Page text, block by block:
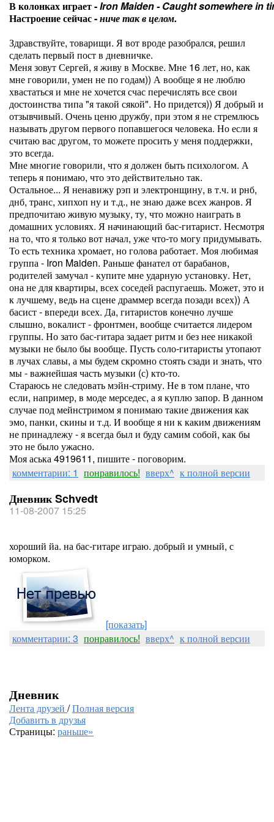
В колонках играет -Iron Maiden - Caught somewhere in
Настроение сейчас -ниче так в целом.
Здравствуйте, товарищи. Я вот вроде разобрался, решил
сделать первый пост в дневничке.
Меня зовут Сергей, я живу в Москве. Мне 16 лет, но, как
мне говорили, умен не по годам)) А вообще я не люблю
хвастаться и мне не хочется счас перечислять все свои
достоинства типа "я такой сякой". Но придется)) Я добрый и
отзывчивый. Очень ценю дружбу, при этом я не стремлюсь
называть другом первого попавшегося человека. Но если я
считаю вас другом, то можете просить у меня поддержки,
это всегда.
Мне многие говорили, что я должен быть психологом. А
теперь я понимаю, что это действительно так.
Остальное... Я ненавижу рэп и электронщину, в т.ч. и рнб,
днб, транс, хипхоп ну и т.д., не знаю даже всех жанров. Я
предпочитаю живую музыку, ту, что можно наиграть в
домашних условиях. Я начинающий бас-гитарист. Несмотря
на то, что я только вот начал, уже что-то могу придумывать.
То есть техника хромает, но голова работает. Моя любимая
группа - Iron Maiden. Раньше фанател от барабанов,
родителей замучал - купите мне ударную установку. Нет,
она не для квартиры, всех соседей распугаешь. Может, это и
к лучшему, ведь на сцене драммер всегда позади всех)) А
басист - впереди всех. Да, гитаристов конечно лучше
слышно, вокалист - фронтмен, вообще считается лидером
группы. Но зато бас-гитара задает ритм и без нее никакой
музыки не было бы вообще. Пусть соло-гитаристы утопают
в лучах славы, а мы будем скромно стоять сзади и знать, что
мы - важнейшая часть музыки (с) кто-то.
Стараюсь не следовать мэйн-стриму. Не в том плане, что
если, например, в моде мерседес, а я куплю запор. В данном
случае под мейнстримом я понимаю такие движения как
эмо, панки, скины и т.д. И вообще я ни к каким движениям
не принадлежу - я всегда был и буду самим собой, как бы
это не было ужасно.
Моя аська 4919611, пишите - поговорим.
комментарии: 1 понравилось! вверх^ к полной версии
Дневник Schvedt
11-08-2007 15:25
хороший йа. на бас-гитаре играю. добрый и умный, с
юморком.
[показать]
комментарии: 3 понравилось! вверх^ к полной версии
Дневник
Лента друзей /Полная версия
Добавить в друзья
Страницы: раньше»